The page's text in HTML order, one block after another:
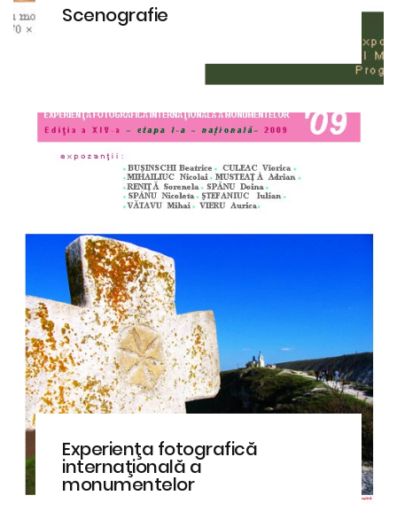
Scenografie
Experienţa fotografică
internaţională a
monumentelor